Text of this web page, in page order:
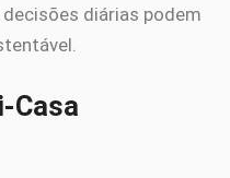
diárias podem
Casa